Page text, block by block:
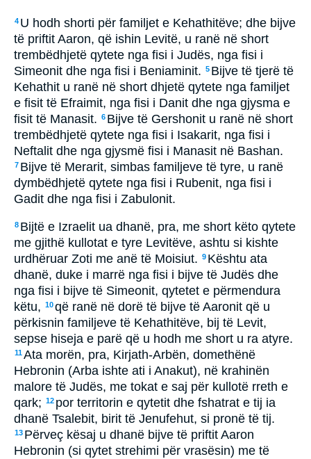
4 U hodh shorti për familjet e Kehathitëve; dhe bijve
të priftit Aaron, që ishin Levitë, u ranë në short
trembëdhjetë qytete nga fisi i Judës, nga fisi i
Simeonit dhe nga fisi i Beniaminit. 5 Bijve të tjerë të
Kehathit u ranë në short dhjetë qytete nga familjet
e fisit të Efraimit, nga fisi i Danit dhe nga gjysma e
fisit të Manasit. 6 Bijve të Gershonit u ranë në short
trembëdhjetë qytete nga fisi i Isakarit, nga fisi i
Neftalit dhe nga gjysmë fisi i Manasit në Bashan.
7 Bijve të Merarit, simbas familjeve të tyre, u ranë
dymbëdhjetë qytete nga fisi i Rubenit, nga fisi i
Gadit dhe nga fisi i Zabulonit.
8 Bijtë e Izraelit ua dhanë, pra, me short këto qytete
me gjithë kullotat e tyre Levitëve, ashtu si kishte
urdhëruar Zoti me anë të Moisiut. 9 Kështu ata
dhanë, duke i marrë nga fisi i bijve të Judës dhe
nga fisi i bijve të Simeonit, qytetet e përmendura
këtu, 10që ranë në dorë të bijve të Aaronit që u
përkisnin familjeve të Kehathitëve, bij të Levit,
sepse hiseja e parë që u hodh me short u ra atyre.
11Ata morën, pra, Kirjath-Arbën, domethënë
Hebronin (Arba ishte ati i Anakut), në krahinën
malore të Judës, me tokat e saj për kullotë rreth e
qark; 12 por territorin e qytetit dhe fshatrat e tij ia
dhanë Tsalebit, birit të Jenufehut, si pronë të tij.
13 Përveç kësaj u dhanë bijve të priftit Aaron
Hebronin (si qytet strehimi për vrasësin) me të